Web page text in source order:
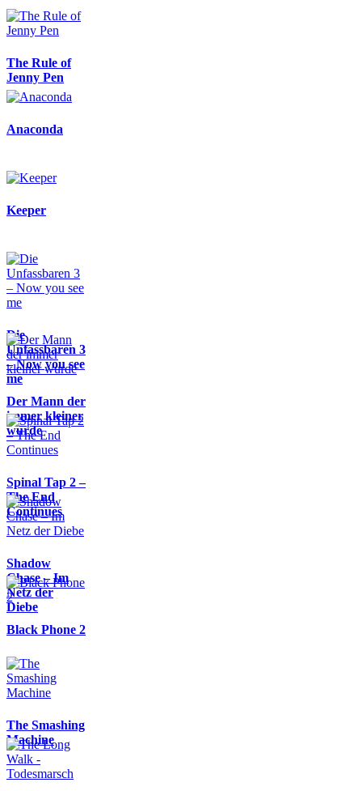
The Rule of
Jenny Pen
Anaconda
Keeper
Die
Unfassbaren 3
– Now you see
me
Der Mann der
immer kleiner
wurde
Spinal Tap 2 –
The End
Continues
Shadow
Chase – Im
Netz der
Diebe
Black Phone 2
The Smashing
Machine